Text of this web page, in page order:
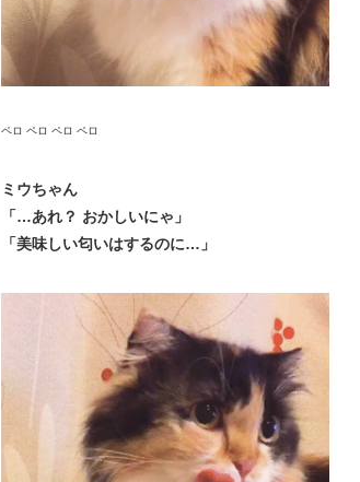
ペロ ペロ ペロ ペロ
ミウちゃん
「…あれ？ おかしいにゃ」
「美味しい匂いはするのに…」